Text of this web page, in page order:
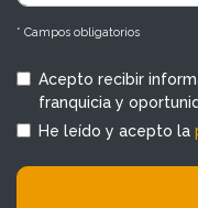
* Campos obligatorios
Acepto recibir
franquicia y
He leído y acepto la